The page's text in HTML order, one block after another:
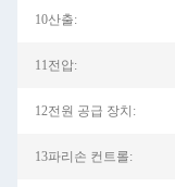
10산출:
11전압:
12전원 공급 장치:
13파리손 컨트롤: